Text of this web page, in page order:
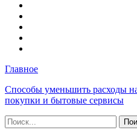
Главное
Способы уменьшить расходы
покупки и бытовые сервисы